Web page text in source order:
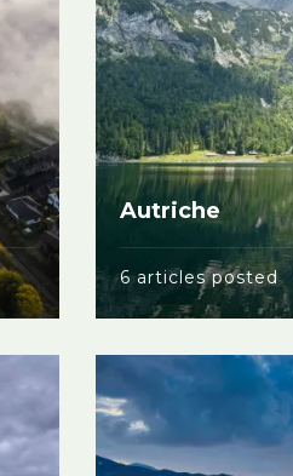
Autriche
6 articles posted